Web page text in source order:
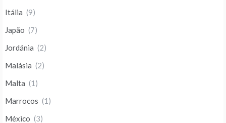
Itália (9)
Japão (7)
Jordánia (2)
Malásia (2)
Malta (1)
Marrocos (1)
México (3)